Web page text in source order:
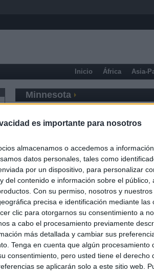
es importante para nosotros
almacenamos o accedemos a
datos personales, tales como
por un dispositivo, para personalizar
del contenido e información sobre el público,
Con su permiso, nosotros y
precisa e identificación mediante las
clic para otorgarnos su consentimiento a
a cabo el procesamiento previamente
más detallada y cambiar sus
Tenga en cuenta que algún procesamiento
consentimiento, pero usted tiene el derecho
se aplicarán solo a este sitio web.
Inicio África Asia-
Minnesota